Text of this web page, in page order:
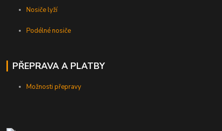
Nosiče lyží
Podélné nosiče
PŘEPRAVA A PLATBY
Možnosti přepravy